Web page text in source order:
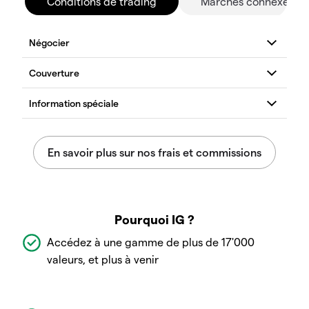
Pourquoi IG ?
Accédez à une gamme de plus de 17'000
valeurs, et plus à venir